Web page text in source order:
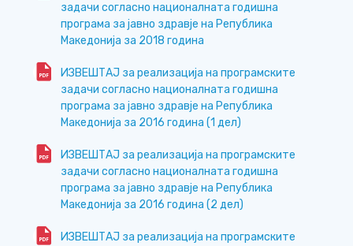
задачи согласно националната годишна
програма за јавно здравје на Република
Македонија за 2018 година
ИЗВЕШТАЈ за реализација на програмските
задачи согласно националната годишна
програма за јавно здравје на Република
Македонија за 2016 година (1 дел)
ИЗВЕШТАЈ за реализација на програмските
задачи согласно националната годишна
програма за јавно здравје на Република
Македонија за 2016 година (2 дел)
ИЗВЕШТАЈ за реализација на програмските